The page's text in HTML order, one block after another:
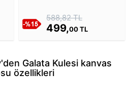
588,82 TL
499,00 TL
Galata Kulesi kanvas
özellikleri